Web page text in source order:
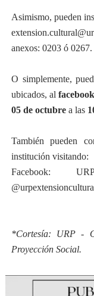
Asimismo, pueden
anexos: 0203 ó 0267.
O simplemente,
ubicados, alfacebook
05 de octubrea las
También pueden
institución visitando:
Facebook:
*Cortesía: URP -
Proyección Social.